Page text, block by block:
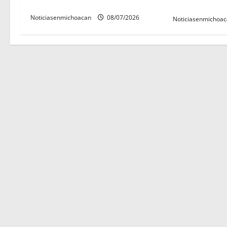
r
d
Noticiasenmichoacan 08/07/2026